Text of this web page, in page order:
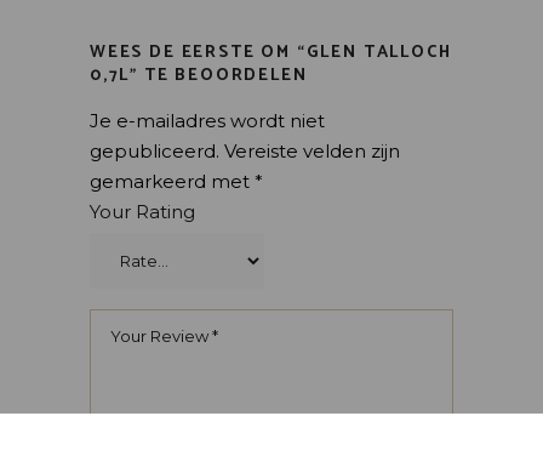
WEES DE EERSTE OM “GLEN TALLOCH
0,7L” TE BEOORDELEN
Je e-mailadres wordt niet
gepubliceerd. Vereiste velden zijn
gemarkeerd met *
Your Rating